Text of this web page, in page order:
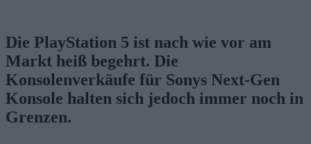
Die PlayStation 5 ist nach wie vor am
Markt heiß begehrt. Die
Konsolenverkäufe für Sonys Next-Gen
Konsole halten sich jedoch immer noch in
Grenzen.